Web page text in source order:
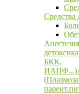
Средства
Анестезия
БКК,
ИАПФ...)